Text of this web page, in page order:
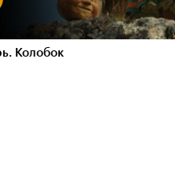
Колобок